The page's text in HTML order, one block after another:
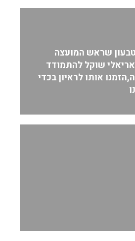
שראש המועצה
שוקל להתמודד
אותו לראיון בכדי